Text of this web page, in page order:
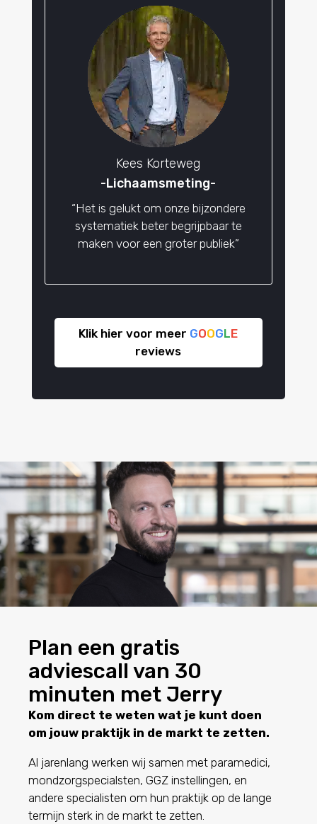
Kees Korteweg
-Lichaamsmeting-
“Het is gelukt om onze bijzondere
systematiek beter begrijpbaar te
maken voor een groter publiek”
Klik hier voor meer GOOGLE
reviews
Plan een gratis
adviescall van 30
minuten met Jerry
Kom direct te weten wat je kunt doen
om jouw praktijk in de markt te zetten.
Al jarenlang werken wij samen met paramedici,
mondzorgspecialsten, GGZ instellingen, en
andere specialisten om hun praktijk op de lange
termijn sterk in de markt te zetten.